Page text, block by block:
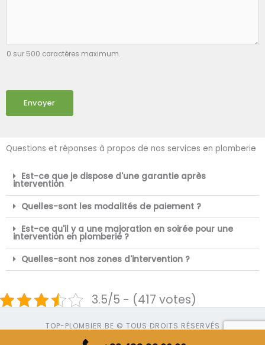
0 sur 500 caractères maximum.
Envoyer
Questions et réponses à propos de nos services en plomberie
Est-ce que je dispose d'une garantie après
intervention
Quelles-sont les modalités de paiement ?
Est-ce qu'il y a une majoration en soirée pour une
intervention en plomberie ?
Quelles-sont nos zones d'intervention ?
3.5/5 - (417 votes)
TOP-PLOMBIER.BE © TOUS DROITS RÉSERVÉS